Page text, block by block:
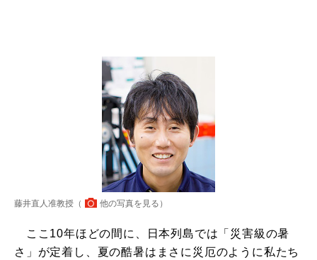
藤井直人准教授（ 他の写真を見る ）
ここ10年ほどの間に、日本列島では「災害級の暑
さ」が定着し、夏の酷暑はまさに災厄のように私たち